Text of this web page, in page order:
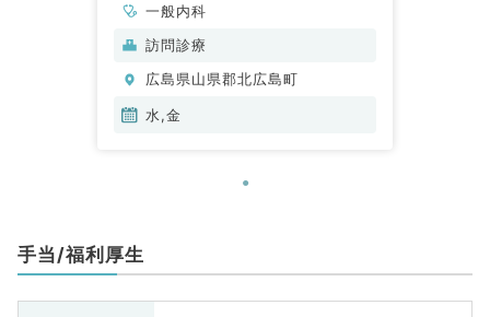
一般内科
訪問診療
広島県山県郡北広島町
水,金
手当/福利厚生